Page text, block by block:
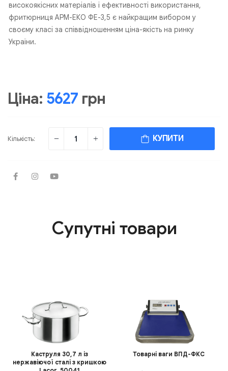
високоякісних матеріалів і ефективності використання,
фритюрниця АРМ-ЕКО ФЕ-3,5 є найкращим вибором у
своєму класі за співвідношенням ціна-якість на ринку
України.
Ціна: 5627 грн
Кількість: КУПИТИ
Супутні товари
Каструля 30,7 л із
нержавіючої сталі з кришкою
Товарні ваги ВПД-ФКС